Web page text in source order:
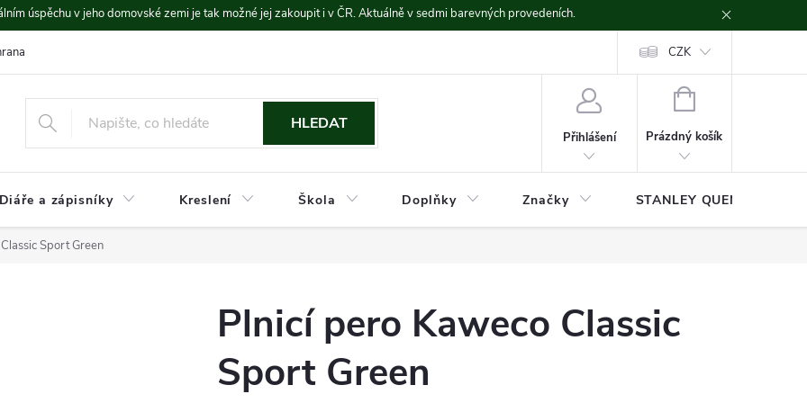
úspěchu v jeho domovské zemi je tak možné jej zakoupit i v ČR. Aktuálně v sedmi barevných provedeních.
údajů CZK
HLEDAT
Přihlášení
NÁKUPNÍ
Prázdný košík
Diáře a zápisníky Kreslení Škola Doplňky Značky STANLEY QUENCHER
Sport Green
Plnicí pero Kaweco Classic
Sport Green